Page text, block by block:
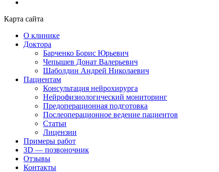
Карта сайта
О клинике
Доктора
Барченко Борис Юрьевич
Чепышев Донат Валерьевич
Шаболдин Андрей Николаевич
Пациентам
Консультация нейрохирурга
Нейрофизиологический мониторинг
Предоперационная подготовка
Послеоперационное ведение пациентов
Статьи
Лицензии
Примеры работ
3D — позвоночник
Отзывы
Контакты